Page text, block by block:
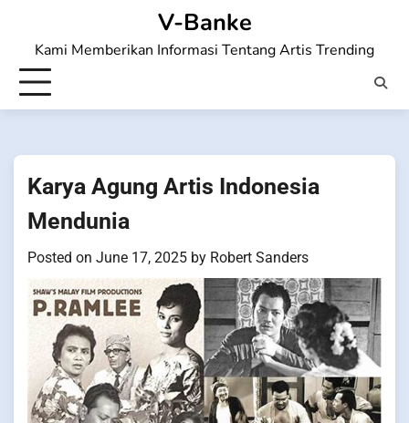
content
V-Banke
Kami Memberikan Informasi Tentang Artis Trending
Karya Agung Artis Indonesia
Mendunia
Posted on June 17, 2025 by Robert Sanders